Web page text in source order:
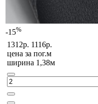
-15%
1312р. 1116р.
цена за пог.м
ширина 1,38м